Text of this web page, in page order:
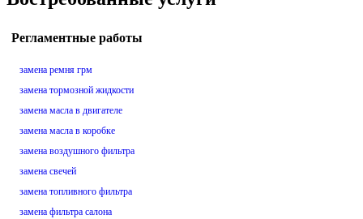
Регламентные работы
замена ремня грм
замена тормозной жидкости
замена масла в двигателе
замена масла в коробке
замена воздушного фильтра
замена свечей
замена топливного фильтра
замена фильтра салона